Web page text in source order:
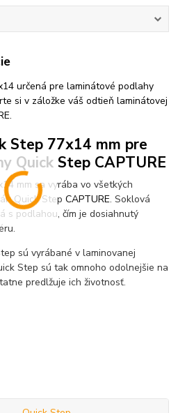
určená pre laminátové podlahy
si v záložke váš odtieň laminátovej
Step 77x14 mm pre
Quick Step CAPTURE
mm sa vyrába vo všetkých
Quick StepCAPTURE. Soklová
s podlahou, čím je dosiahnutý
sú vyrábané v laminovanej
Step sú tak omnoho odolnejšie na
predlžuje ich životnosť.